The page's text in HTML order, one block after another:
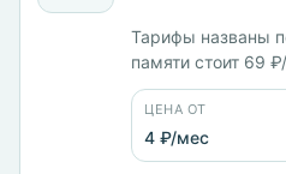
Тарифы названы
памяти стоит 69
и 2 ГБ — 199 ₽/
4 ядрами и 4 ГБ
бархат с 6
Латте с 8
ЦЕНА ОТ
4 ₽/мес